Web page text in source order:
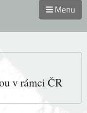
Menu
v rámci ČR